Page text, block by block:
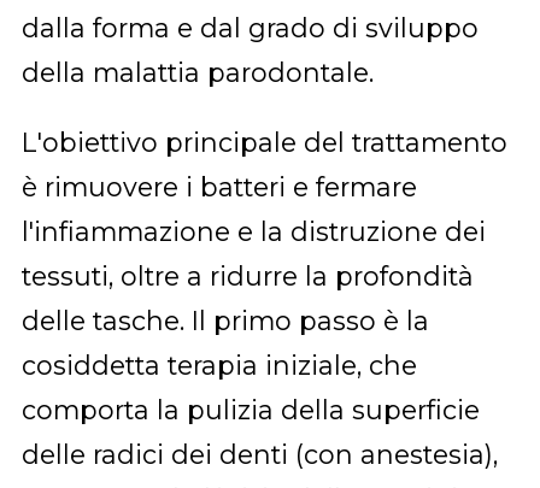
dalla forma e dal grado di sviluppo
della malattia parodontale.
L'obiettivo principale del trattamento
è rimuovere i batteri e fermare
l'infiammazione e la distruzione dei
tessuti, oltre a ridurre la profondità
delle tasche. Il primo passo è la
cosiddetta terapia iniziale, che
comporta la pulizia della superficie
delle radici dei denti (con anestesia),